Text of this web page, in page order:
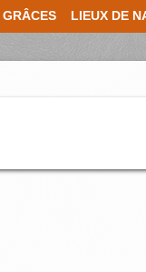
GRÂCES LIEUX DE